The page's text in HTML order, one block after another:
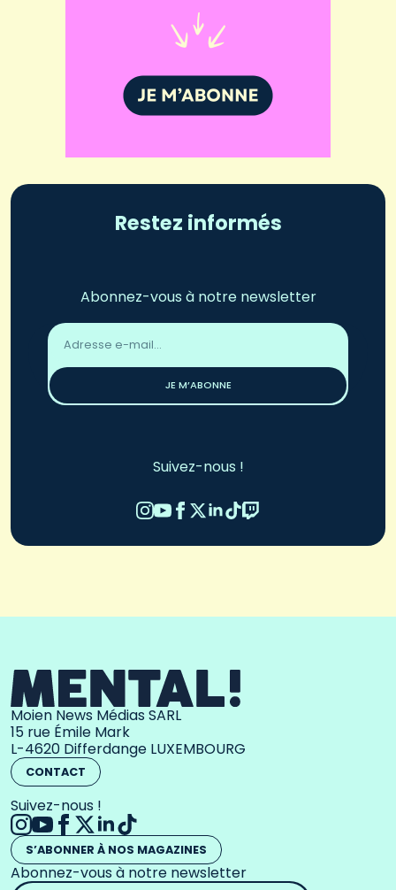
Restez informés
Abonnez-vous à notre newsletter
Adresse
email
JE M’ABONNE
Suivez-nous !
Moien News Médias SARL
15 rue Émile Mark
L-4620 Differdange LUXEMBOURG
CONTACT
Suivez-nous !
S’ABONNER À NOS MAGAZINES
Abonnez-vous à notre newsletter